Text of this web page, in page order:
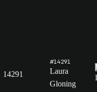
14291
#14291
Laura
Gloning